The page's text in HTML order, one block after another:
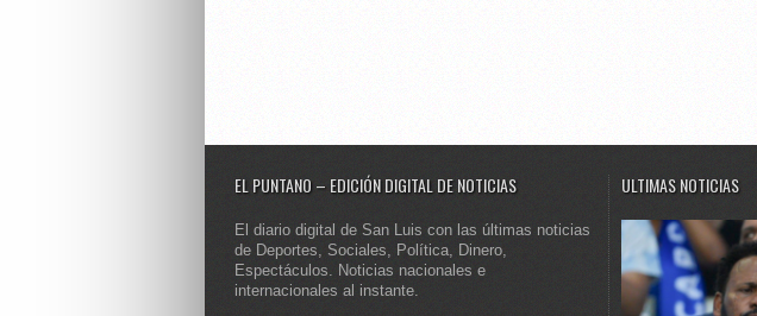
EL PUNTANO – EDICIÓN DIGITAL DE NOTICIAS
El diario digital de San Luis con las últimas noticias
de Deportes, Sociales, Política, Dinero,
Espectáculos. Noticias nacionales e
internacionales al instante.
ULTIMAS NOTICIAS